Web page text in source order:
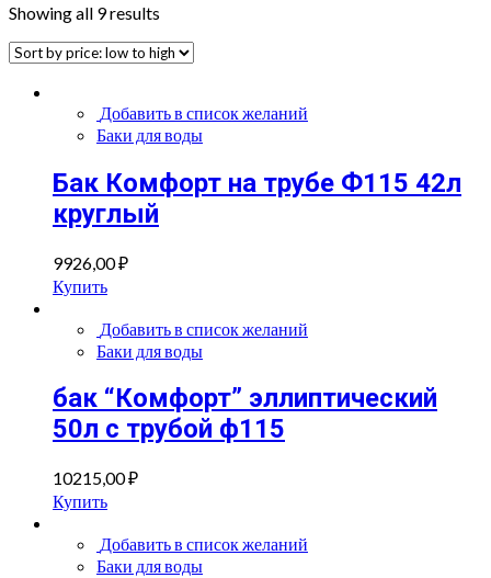
Showing all 9 results
Добавить в список желаний
Баки для воды
Бак Комфорт на трубе Ф115 42л
круглый
9926,00₽
Купить
Добавить в список желаний
Баки для воды
бак “Комфорт” эллиптический
50л с трубой ф115
10215,00₽
Купить
Добавить в список желаний
Баки для воды